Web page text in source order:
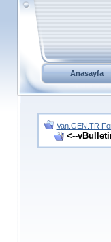
Anasayfa
Van.GEN.TR
<--